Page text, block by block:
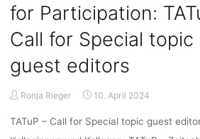
Plattformforschung
dem
Service
5.
interdisziplinäre
for Participation:
Call for Special topic
guest editors
Ronja Rieger 10. April 2024
TATuP – Call for Special topic guest